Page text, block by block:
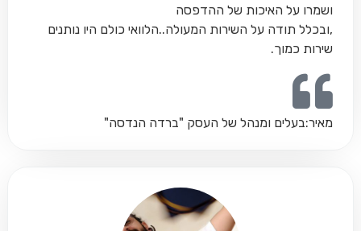
ושמרו על האיכות של ההדפסה
,ובכלל תודה על השירות המעולה..הלוואי כולם היו נותנים
שירות כמוך.
מאיר:בעלים ומנהל של העסק "ברדה הנדסה"